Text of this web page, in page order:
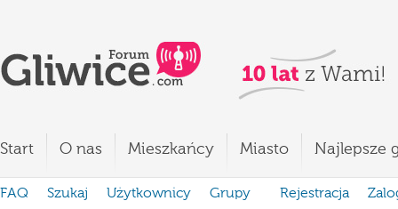
Start O nas Mieszkańcy Miasto Najlepsze
FAQ Szukaj Użytkownicy Grupy Rejestracja